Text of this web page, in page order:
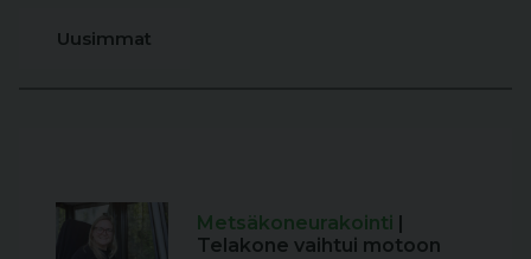
Uusimmat
Metsäkoneurakointi
Telakone vaihtui motoon